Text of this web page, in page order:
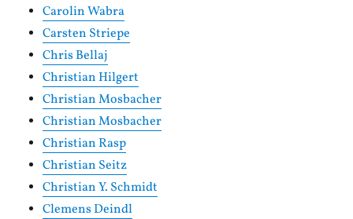
Carolin Wabra
Carsten Striepe
Chris Bellaj
Christian Hilgert
Christian Mosbacher
Christian Mosbacher
Christian Rasp
Christian Seitz
Christian Y. Schmidt
Clemens Deindl